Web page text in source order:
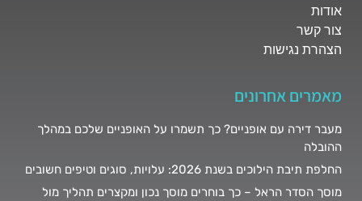
אודות
צור קשר
הצהרת נגישות
מאמרים אחרונים
מעבר דירה עם אופניים? כך תשמרו על האופניים שלכם במהלך
ההובלה
החלפת תיבת הילוכים בשנת 2026: עלויות, סוגים וטיפים חשובים
מוסך הסדר הראל – כך בוחרים מוסך נכון ומקצרים תהליך מול